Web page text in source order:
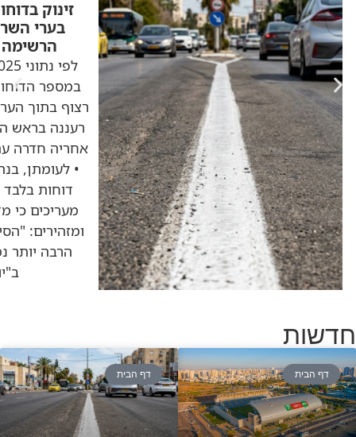
זינוק
בערי
הרשימה
במספר
רצוף בתוך
דוחות
מעריכים כי
ומזהירים:
הרבה יותר
חדשות
דף הבית דף הבית